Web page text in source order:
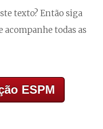
texto? Então siga
acompanhe todas as
ESPM